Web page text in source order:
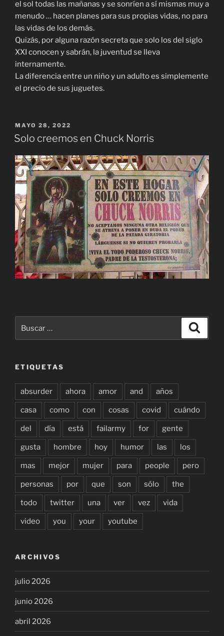
el sol todas las mañanas y se sonríen a sí mismas muy a
menudo … hacen planes para sus propias vidas, no para
las vidas de los demás.
Quizás, por alguna razón secreta que solo los del siglo
XXI conocen y sabrán, la juventud se lleva
internamente.
La diferencia entre un niño y un adulto es simplemente
el precio de sus juguetes.
PUBLICADO
EL
MAYO 28, 2022
Solo creemos en Chuck Norris
ETIQUETAS
absurder ahora amor and años
casa como con cosas covid cuándo
del día está failarmy for gente
gusta hombre hoy humor las los
mas mejor mujer para people pero
personas por que son sólo the
todo twitter una ver vez vida
video you your youtube
ARCHIVOS
julio 2026
junio 2026
abril 2026